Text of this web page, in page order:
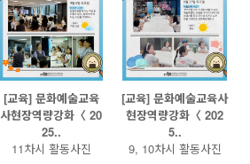
[교육] 문화예술교육
사현장역량강화〈 20
25..
11차시 활동사진
[교육] 문화예술교육사
현장역량강화〈 202
5..
9, 10차시 활동사진